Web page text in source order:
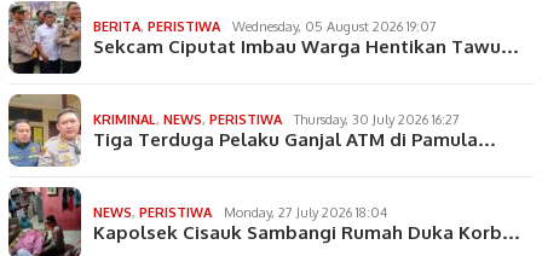
BERITA, PERISTIWA Wednesday, 05 August 2026 19:07
Sekcam Ciputat Imbau Warga Hentikan Tawu…
KRIMINAL, NEWS, PERISTIWA Thursday, 30 July 2026 16:27
Tiga Terduga Pelaku Ganjal ATM di Pamula…
NEWS, PERISTIWA Monday, 27 July 2026 18:04
Kapolsek Cisauk Sambangi Rumah Duka Korb…